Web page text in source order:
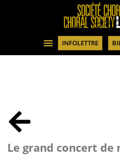
INFOLETTRE
Le grand concert de